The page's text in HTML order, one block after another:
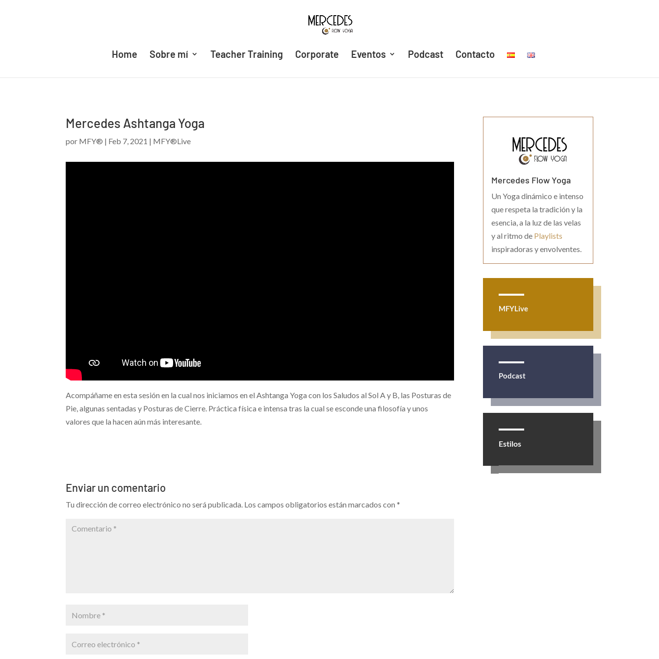
Home Sobre mí Teacher Training Corporate Eventos Podcast Contacto
Mercedes Ashtanga Yoga
por MFY® | Feb 7, 2021 | MFY®Live
Acompáñame en esta sesión en la cual nos iniciamos en el Ashtanga Yoga con los Saludos al Sol A y B, las Posturas de
Pie, algunas sentadas y Posturas de Cierre. Práctica física e intensa tras la cual se esconde una filosofía y unos
valores que la hacen aún más interesante.
Enviar un comentario
Tu dirección de correo electrónico no será publicada. Los campos obligatorios están marcados con*
Mercedes Flow Yoga
Un Yoga dinámico e intenso
que respeta la tradición y la
esencia, a la luz de las velas
y al ritmo de Playlists
inspiradoras y envolventes.
MFYLive
Podcast
Estilos